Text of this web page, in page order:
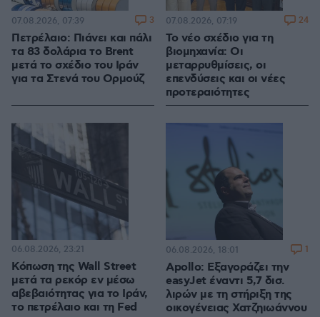
Πετρέλαιο: Πιάνει και πάλι
τα 83 δολάρια το Brent
μετά το σχέδιο του Ιράν
για τα Στενά του Ορμούζ
07.08.2026, 07:39 3
Το νέο σχέδιο για τη
βιομηχανία: Οι
μεταρρυθμίσεις, οι
επενδύσεις και οι νέες
προτεραιότητες
07.08.2026, 07:19 24
Κόπωση της Wall Street
μετά τα ρεκόρ εν μέσω
αβεβαιότητας για το Ιράν,
το πετρέλαιο και τη Fed
06.08.2026, 23:21
Apollo: Εξαγοράζει την
easyJet έναντι 5,7 δισ.
λιρών με τη στήριξη της
οικογένειας Χατζηιωάννου
06.08.2026, 18:01 1